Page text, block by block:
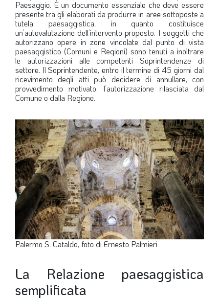
Paesaggio. È un documento essenziale che deve essere
presente tra gli elaborati da produrre in aree sottoposte a
tutela paesaggistica, in quanto costituisce
un’autovalutazione dell’intervento proposto. I soggetti che
autorizzano opere in zone vincolate dal punto di vista
paesaggistico (Comuni e Regioni) sono tenuti a inoltrare
le autorizzazioni alle competenti Soprintendenze di
settore. Il Soprintendente, entro il termine di 45 giorni dal
ricevimento degli atti può decidere di annullare, con
provvedimento motivato, l’autorizzazione rilasciata dal
Comune o dalla Regione.
Palermo S. Cataldo, foto di Ernesto Palmieri
La Relazione paesaggistica
semplificata